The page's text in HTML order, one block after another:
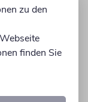
zu den
finden Sie